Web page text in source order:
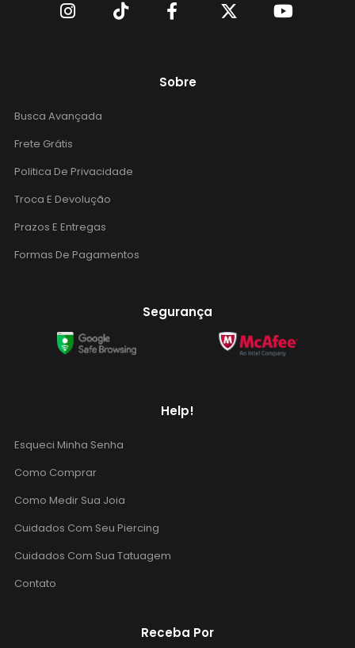
Sobre
Busca Avançada
Frete Grátis
Politica De Privacidade
Troca E Devolução
Prazos E Entregas
Formas De Pagamentos
Segurança
Help!
Esqueci Minha Senha
Como Comprar
Como Medir Sua Joia
Cuidados Com Seu Piercing
Cuidados Com Sua Tatuagem
Contato
Receba Por